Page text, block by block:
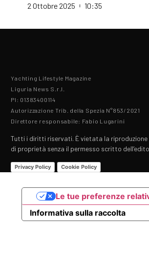
2 Ottobre 2025 10:35
Yachting Lifestyle Magazine
Liguria News S.r.l.
PI: 01383400114
Autorizzazione Trib. della Spezia N°853/2021
Direttore responsabile: Fabio Lugarini
Tutti i diritti riservati. È vietata la riproduzione
di proprietà senza il permesso scritto
Privacy Policy Cookie Policy
Informativa sulla raccolta
Le tue preferenze